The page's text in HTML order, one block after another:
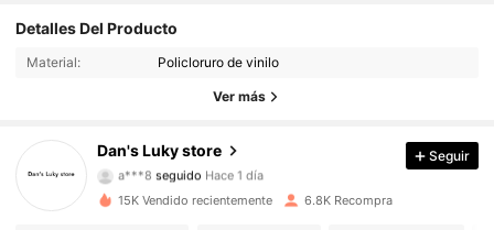
Detalles Del Producto
Material: Policloruro de vinilo
Ver más
Dan's Luky store
4,94 806 Seguidores
a***8 seguido
Hace 1 día
4,94
806 Seguidores
Seguir
15K Vendido recientemente 6.8K Recompra